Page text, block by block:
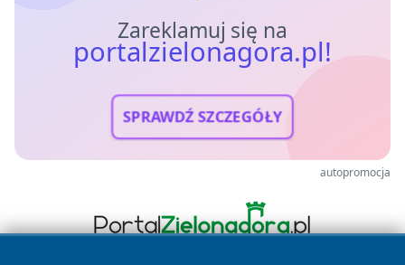
Zareklamuj się na
portalzielonagora.pl!
SPRAWDŹ SZCZEGÓŁY
autopromocja